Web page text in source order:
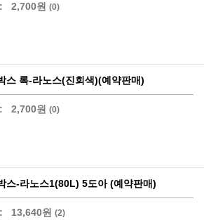
2,700원 (0)
스 록-라노스(진회색)(예약판매)
2,700원 (0)
스-라노스1(80L) 5도아 (예약판매)
13,640원 (2)